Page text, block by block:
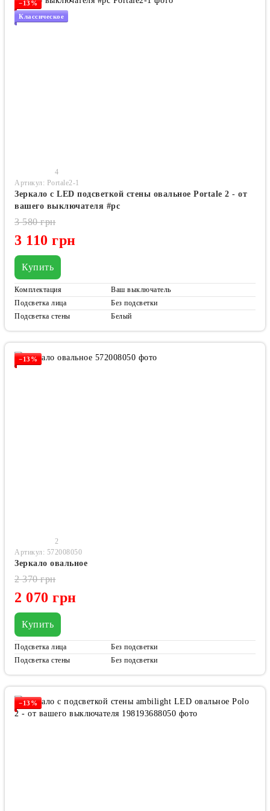
−13%
Классическое
4
Артикул: Portale2-1
Зеркало с LED подсветкой стены овальное Portale 2 - от
вашего выключателя #pc
3 110 грн
3 580 грн
Купить
Комплектация
Ваш выключатель
Подсветка лица
Без подсветки
Подсветка стены
Белый
−13%
2
Артикул: 572008050
Зеркало овальное
2 070 грн
2 370 грн
Купить
Подсветка лица
Без подсветки
Подсветка стены
Без подсветки
−13%